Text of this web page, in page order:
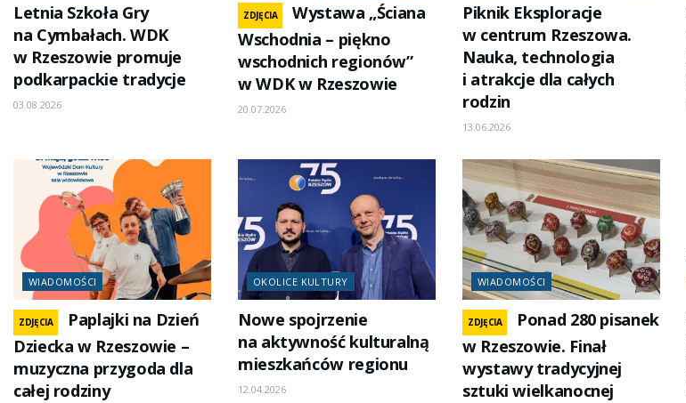
Letnia Szkoła Gry
na Cymbałach. WDK
w Rzeszowie promuje
podkarpackie tradycje
03.08.2026
ZDJĘCIA
Wystawa „Ściana
Wschodnia – piękno
wschodnich regionów”
w WDK w Rzeszowie
20.07.2026
Piknik Eksploracje
w centrum Rzeszowa.
Nauka, technologia
i atrakcje dla całych
rodzin
13.06.2026
WIADOMOŚCI
ZDJĘCIA
Paplajki na Dzień
Dziecka w Rzeszowie –
muzyczna przygoda dla
całej rodziny
OKOLICE KULTURY
Nowe spojrzenie
na aktywność kulturalną
mieszkańców regionu
12.04.2026
WIADOMOŚCI
ZDJĘCIA
Ponad 280 pisanek
w Rzeszowie. Finał
wystawy tradycyjnej
sztuki wielkanocnej